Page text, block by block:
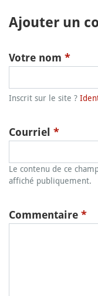
Ajouter un
Votre nom *
Inscrit sur le site ?
Courriel *
Le contenu de ce
affiché publiquement.
Commentaire *